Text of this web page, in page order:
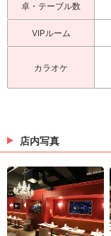
卓・テーブル数
VIPルーム
カラオケ
店内写真